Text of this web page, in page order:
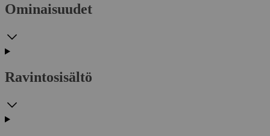
Ominaisuudet
Ravintosisältö